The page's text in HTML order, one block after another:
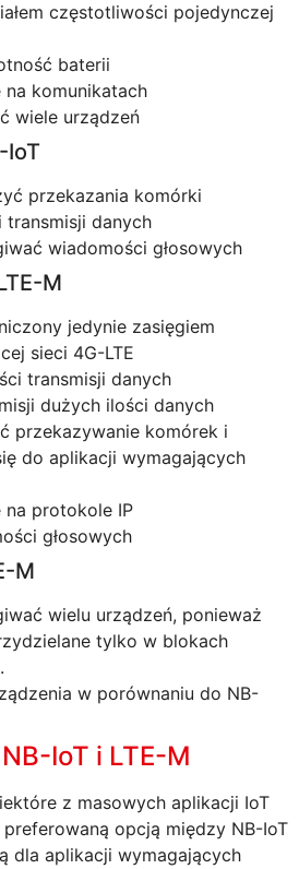
częstotliwości pojedynczej
baterii
na komunikatach
wiele urządzeń
IoT
przekazania komórki
transmisji danych
wiadomości głosowych
M
jedynie zasięgiem
sieci 4G-LTE
transmisji danych
dużych ilości danych
przekazywanie komórek i
do aplikacji wymagających
na protokole IP
głosowych
M
wielu urządzeń, ponieważ
tylko w blokach
w porównaniu do NB-
IoT i LTE-M
z masowych aplikacji IoT
opcją między NB-IoT
dla aplikacji wymagających